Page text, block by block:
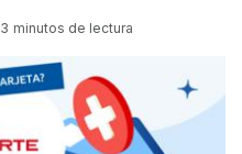
3 minutos de lectura